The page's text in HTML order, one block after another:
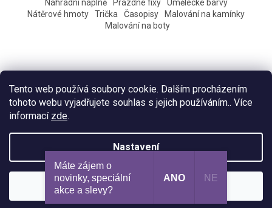
Tento web používá soubory cookie. Dalším procházením
tohoto webu vyjadřujete souhlas s jejich používáním.. Více
informací zde.
Nastavení
Souhlasím
Náhradní náplně
Prázdné fixy
Umělecké barvy
Nátěrové hmoty
Trička Časopisy
Malování na kamínky
Malování na boty
Copyright 2026Eshop Pantograff art store
. Všechna práva
Máte zájem o
novinky, speciální
akce a slevy?​
ANO NE